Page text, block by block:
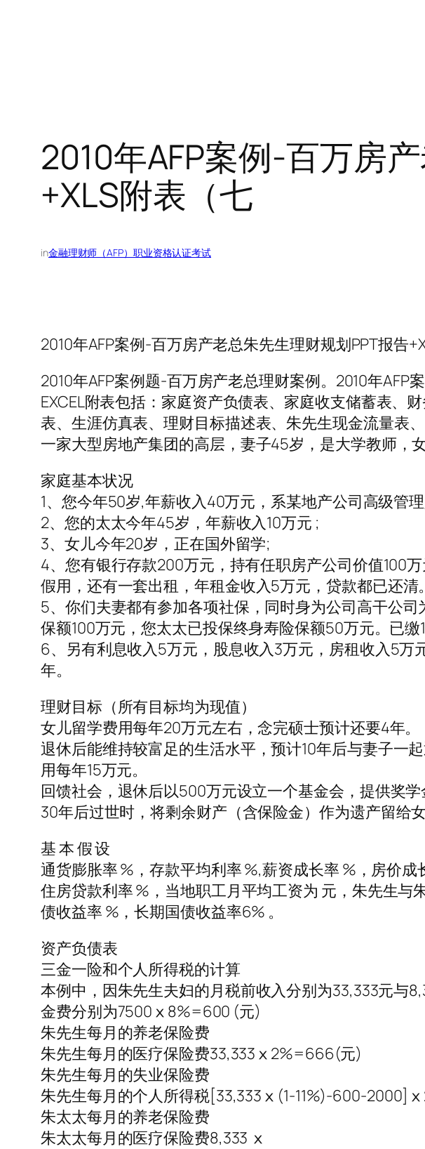
2010年AFP案例-百万房
+XLS附表（七
in金融理财师（AFP）职业资格认证考试
2010年AFP案例-百万房产老总朱先生理财规划PPT报告
2010年AFP案例题-百万房产老总理财案例。2010年AFP
EXCEL附表包括：家庭资产负债表、家庭收支储蓄表、
表、生涯仿真表、理财目标描述表、朱先生现金流量表
一家大型房地产集团的高层，妻子45岁，是大学教师，
家庭基本状况
1、您今年50岁,年薪收入40万元，系某地产公司高级管
2、您的太太今年45岁，年薪收入10万元 ;
3、女儿今年20岁，正在国外留学;
4、您有银行存款200万元，持有任职房产公司价值100
假用，还有一套出租，年租金收入5万元，贷款都已还清。
5、你们夫妻都有参加各项社保，同时身为公司高干公
保额100万元，您太太已投保终身寿险保额50万元。已缴
6、另有利息收入5万元，股息收入3万元，房租收入5
年。
理财目标（所有目标均为现值）
女儿留学费用每年20万元左右，念完硕士预计还要4年。
退休后能维持较富足的生活水平，预计10年后与妻子一
用每年15万元。
回馈社会，退休后以500万元设立一个基金会，提供奖学
30年后过世时，将剩余财产（含保险金）作为遗产留给女
基 本 假 设
通货膨胀率 %，存款平均利率 %,薪资成长率 %，房价成
住房贷款利率 %，当地职工月平均工资为 元，朱先生
债收益率 %，长期国债收益率6% 。
资产负债表
三金一险和个人所得税的计算
本例中，因朱先生夫妇的月税前收入分别为33,333元与
金费分别为7500ⅹ8%=600 (元)
朱先生每月的养老保险费
朱先生每月的医疗保险费33,333ⅹ2%=666(元)
朱先生每月的失业保险费
朱先生每月的个人所得税[33,333ⅹ(1-11%)-600-
朱太太每月的养老保险费
朱太太每月的医疗保险费8,333 ⅹ